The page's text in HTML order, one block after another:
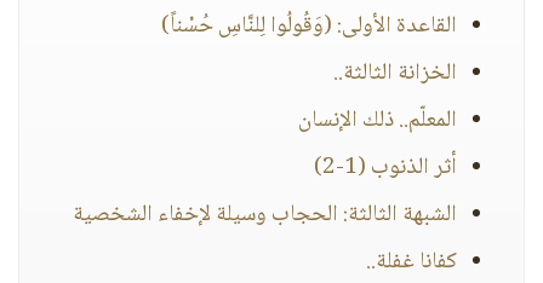
القاعدة الأولى: (وَقُولُوا لِلنَّاسِ حُسْناً)
الخزانة الثالثة..
المعلّم.. ذلك الإنسان
أثر الذنوب (1-2)
الشبهة الثالثة: الحجاب وسيلة لإخفاء الشخصية
كفانا غفلة..